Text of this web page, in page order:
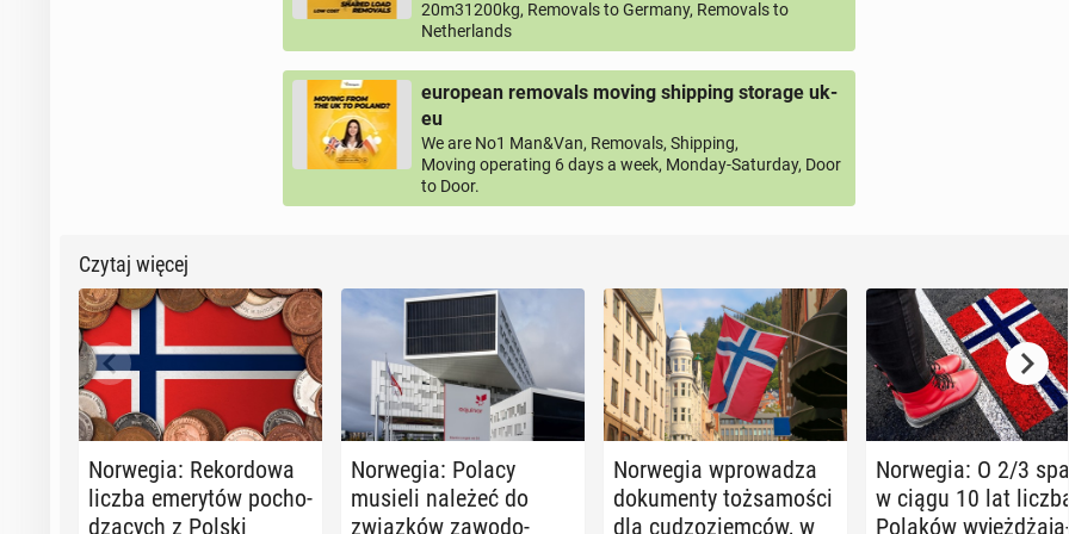
20m31200kg, Removals to Germany, Removals to
Netherlands
european removals moving shipping storage uk-
eu
We are No1 Man&Van, Removals, Shipping,
Moving operating 6 days a week, Monday-Saturday, Door
to Door.
Czytaj więcej
Nor­we­gia: Re­kor­do­wa
liczba eme­ry­tów po­cho­
dzą­cych z Polski
Nor­we­gia: Polacy
musieli należeć do
związ­ków za­wo­do­
Nor­we­gia wpro­wa­dza
do­ku­men­ty toż­sa­mo­ści
dla cu­dzo­ziem­ców, w
Nor­we­gia: O 2/3
w ciągu 10 lat liczba
Polaków wy­jeż­dża­ją­